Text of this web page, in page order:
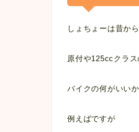
しょちょーは昔か
原付や125ccクラ
バイクの何がいい
例えばですが